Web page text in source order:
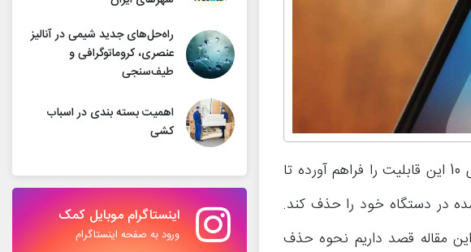
آموزش حذف برنامه‌های پیشاپل در سیستم عامل آی او اس 10 این قابلیت را فراهم آورده تا
در دستگاه خود را حذف کند.
مقاله قصد داریم نحوه حذف
راه‌حل‌های جدید شیمی در آنالیز
عنصری، کروماتوگرافی و
طیف‌سنجی
اهمیت بسته بندی در اسباب
کشی
اینستاگرام موبایل کمک
ورود به صفحه اینستاگرام